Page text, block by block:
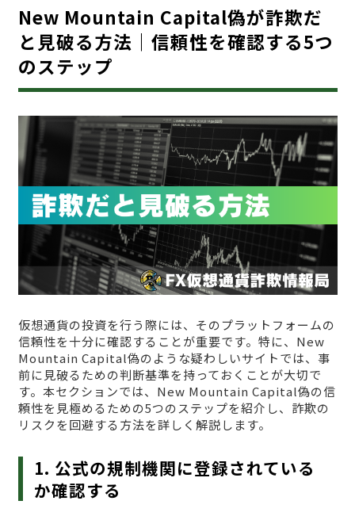
New Mountain Capital偽が詐欺だ
と見破る方法｜信頼性を確認する5つ
のステップ
仮想通貨の投資を行う際には、そのプラットフォームの
信頼性を十分に確認することが重要です。特に、New
Mountain Capital偽のような疑わしいサイトでは、事
前に見破るための判断基準を持っておくことが大切で
す。本セクションでは、New Mountain Capital偽の信
頼性を見極めるための5つのステップを紹介し、詐欺の
リスクを回避する方法を詳しく解説します。
1. 公式の規制機関に登録されている
か確認する